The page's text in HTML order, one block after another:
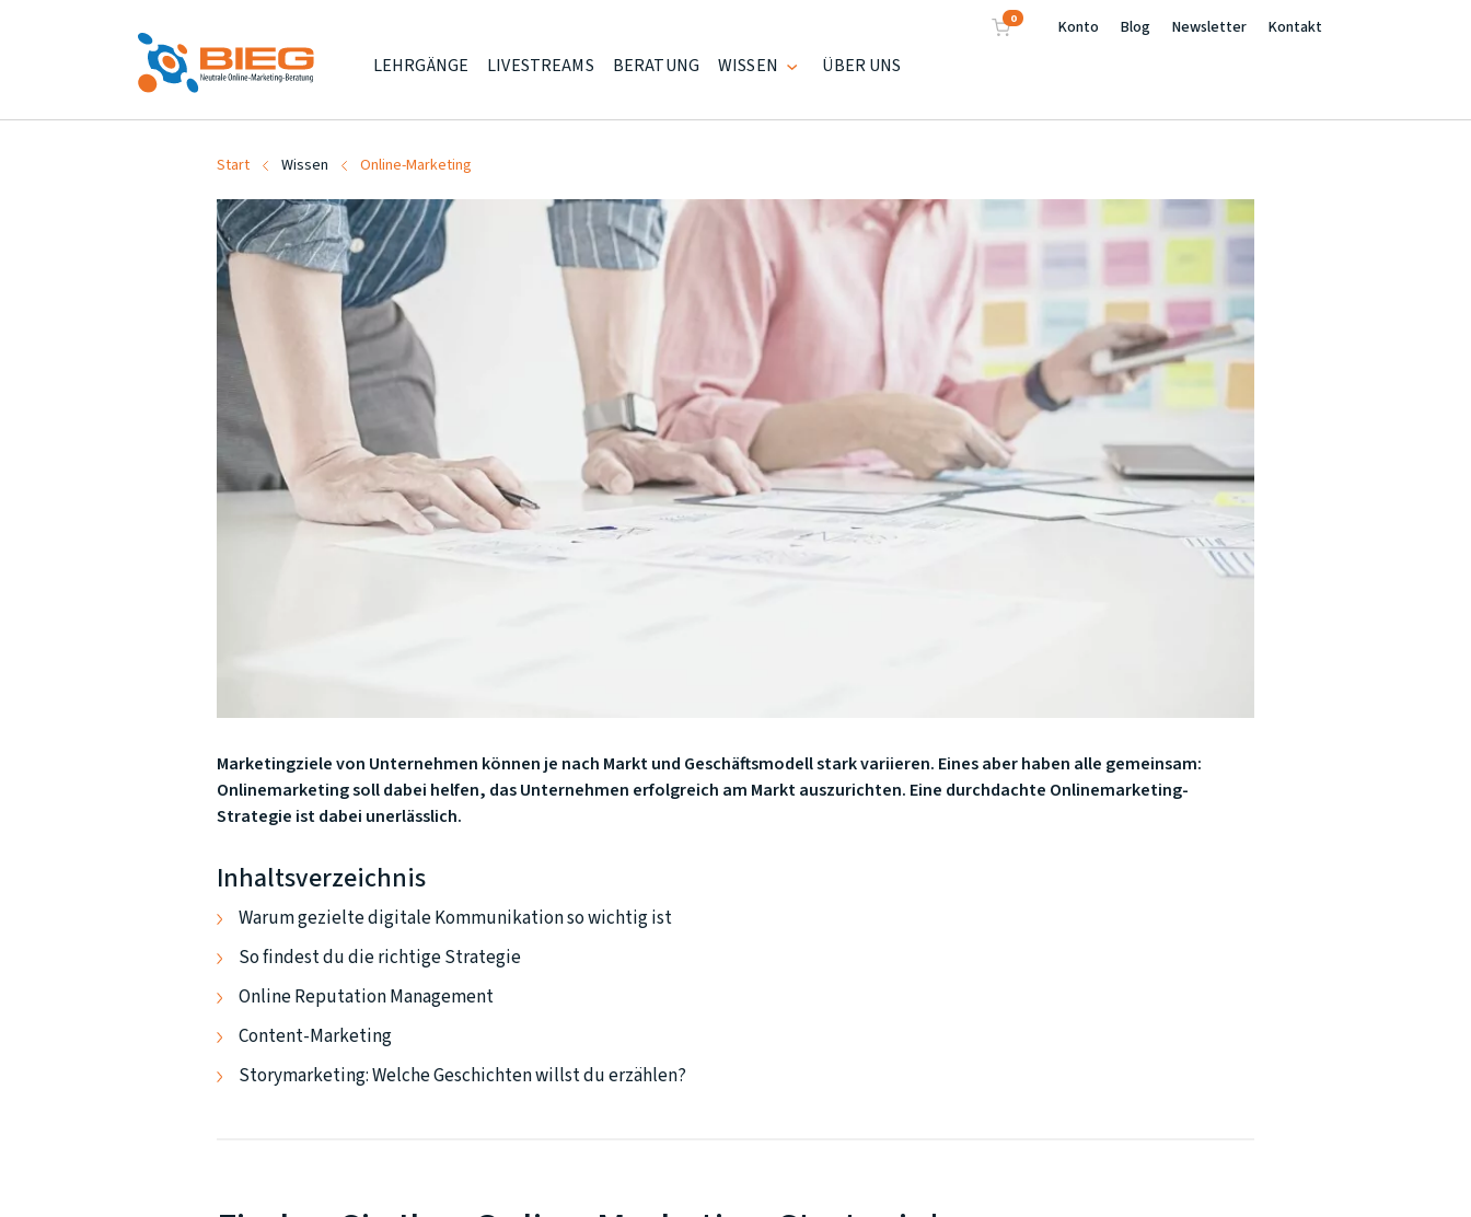
LEHRGÄNGE LIVESTREAMS BERATUNG WISSEN ÜBER UNS
0 Konto Blog Newsletter Kontakt
Start Wissen Online-Marketing
Marketingziele von Unternehmen können je nach Markt und Geschäftsmodell stark variieren. Eines aber haben alle gemeinsam:
Onlinemarketing soll dabei helfen, das Unternehmen erfolgreich am Markt auszurichten. Eine durchdachte Onlinemarketing-
Strategie ist dabei unerlässlich.
Inhaltsverzeichnis
Warum gezielte digitale Kommunikation so wichtig ist
So findest du die richtige Strategie
Online Reputation Management
Content-Marketing
Storymarketing: Welche Geschichten willst du erzählen?